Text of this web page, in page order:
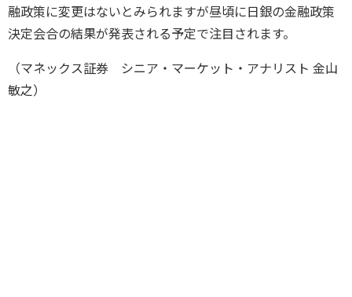
融政策に変更はないとみられますが昼頃に日銀の金融政策
決定会合の結果が発表される予定で注目されます。
（マネックス証券 シニア・マーケット・アナリスト 金山
敏之）